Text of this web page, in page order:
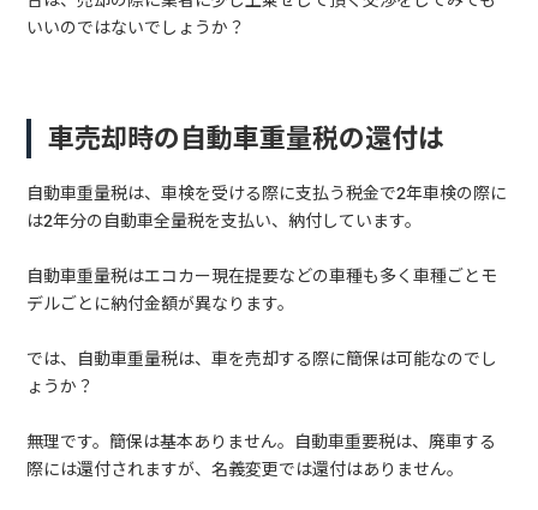
いいのではないでしょうか？
車売却時の自動車重量税の還付は
自動車重量税は、車検を受ける際に支払う税金で2年車検の際に
は2年分の自動車全量税を支払い、納付しています。
自動車重量税はエコカー現在提要などの車種も多く車種ごとモ
デルごとに納付金額が異なります。
では、自動車重量税は、車を売却する際に簡保は可能なのでし
ょうか？
無理です。簡保は基本ありません。自動車重要税は、廃車する
際には還付されますが、名義変更では還付はありません。